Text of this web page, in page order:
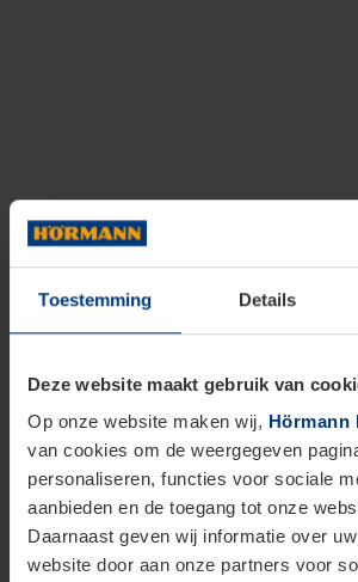
Toestemming Details
Deze website maakt gebruik van
Op onze website maken wij, Hörmann
van cookies om de weergegeven
personaliseren, functies voor sociale
aanbieden en de toegang tot onze
Daarnaast geven wij informatie over
website door aan onze partners voor